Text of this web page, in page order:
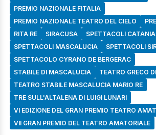
PREMIO NAZIONALE FITALIA
PREMIO NAZIONALE TEATRO DEL CIELO
RITA RE
SIRACUSA
SPETTACOLI CATANIA
SPETTACOLI MASCALUCIA
SPETTACOLI
SPETTACOLO CYRANO DE BERGERAC
STABILE DI MASCALUCIA
TEATRO GRECO
TEATRO STABILE MASCALUCIA MARIO RE
TRE SULL'ALTALENA DI LUIGI LUNARI
VI EDIZIONE DEL GRAN PREMIO TEATRO
VII GRAN PREMIO DEL TEATRO AMATORIALE